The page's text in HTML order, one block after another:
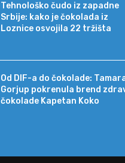
Tehnološko čudo iz zapadne
Srbije: kako je čokolada iz
Loznice osvojila 22 tržišta
Od DIF-a do čokolade:
Gorjup pokrenula brend
čokolade Kapetan Koko